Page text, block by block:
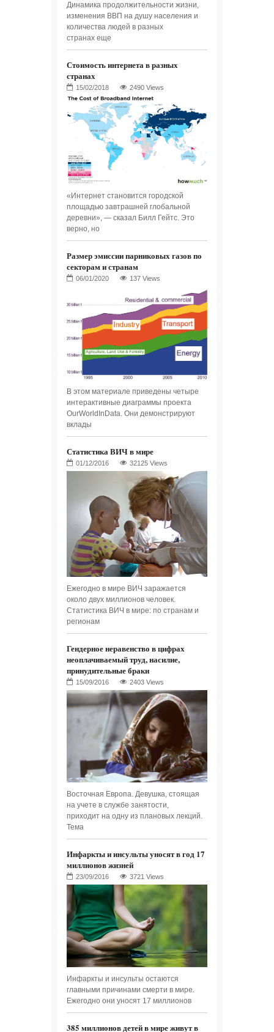
Динамика продолжительности жизни,
изменения ВВП на душу населения и
количества людей в разных
странах еще
Стоимость интернета в разных
странах
2490 Views
«Интернет становится городской
площадью завтрашней глобальной
деревни», — сказал Билл Гейтс. Это
верно, но
Размер эмиссии парниковых газов по
секторам и странам
137 Views
В этом материале приведены четыре
интерактивные диаграммы проекта
OurWorldInData. Они демонстрируют
вклады
Статистика ВИЧ в мире
32125 Views
Ежегодно в мире ВИЧ заражается
около двух миллионов человек.
Статистика ВИЧ в мире: по странам и
регионам
Гендерное неравенство в цифрах
неоплачиваемый труд, насилие,
принудительные браки
2403 Views
Восточная Европа. Девушка, стоящая
на учете в службе занятости,
приходит на одну из плановых лекций.
Тема
Инфаркты и инсульты уносят в год 17
миллионов жизней
3721 Views
Инфаркты и инсульты остаются
главными причинами смерти в мире.
Ежегодно они уносят 17 миллионов
385 миллионов детей в мире живут в